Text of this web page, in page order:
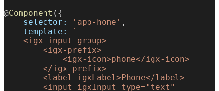
@Component ({
    selector:
'app-home' ,
    template:
`
    <igx-input-group>
        <igx-prefix>
            <igx-icon>phone</igx-icon>
        </igx-prefix>
        <label igxLabel>Phone</label>